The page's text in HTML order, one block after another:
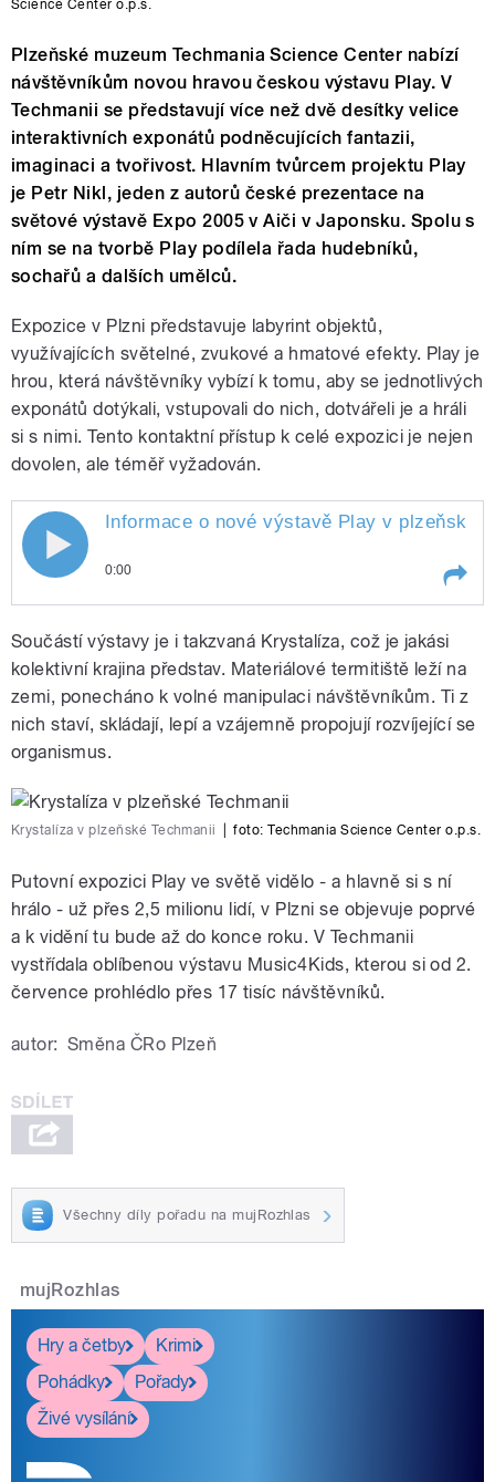
Science Center o.p.s.
Plzeňské muzeum Techmania Science Center nabízí
návštěvníkům novou hravou českou výstavu Play. V
Techmanii se představují více než dvě desítky velice
interaktivních exponátů podněcujících fantazii,
imaginaci a tvořivost. Hlavním tvůrcem projektu Play
je Petr Nikl, jeden z autorů české prezentace na
světové výstavě Expo 2005 v Aiči v Japonsku. Spolu s
ním se na tvorbě Play podílela řada hudebníků,
sochařů a dalších umělců.
Expozice v Plzni představuje labyrint objektů,
využívajících světelné, zvukové a hmatové efekty. Play je
hrou, která návštěvníky vybízí k tomu, aby se jednotlivých
exponátů dotýkali, vstupovali do nich, dotvářeli je a hráli
si s nimi. Tento kontaktní přístup k celé expozici je nejen
dovolen, ale téměř vyžadován.
pause
Informace o nové výstavě Play v plzeňské
0:00
plzeňské Techmanii doplňuje Petra
Součástí výstavy je i takzvaná Krystalíza, což je jakási
kolektivní krajina představ. Materiálové termitiště leží na
zemi, ponecháno k volné manipulaci návštěvníkům. Ti z
nich staví, skládají, lepí a vzájemně propojují rozvíjející se
organismus.
Krystalíza v plzeňské Techmanii foto: Techmania Science Center o.p.s.
Putovní expozici Play ve světě vidělo - a hlavně si s ní
hrálo - už přes 2,5 milionu lidí, v Plzni se objevuje poprvé
a k vidění tu bude až do konce roku. V Techmanii
vystřídala oblíbenou výstavu Music4Kids, kterou si od 2.
července prohlédlo přes 17 tisíc návštěvníků.
autor: Směna ČRo Plzeň
Všechny díly pořadu na mujRozhlas
mujRozhlas
Hry a četby
Krimi
Pohádky
Pořady
Živé vysílání